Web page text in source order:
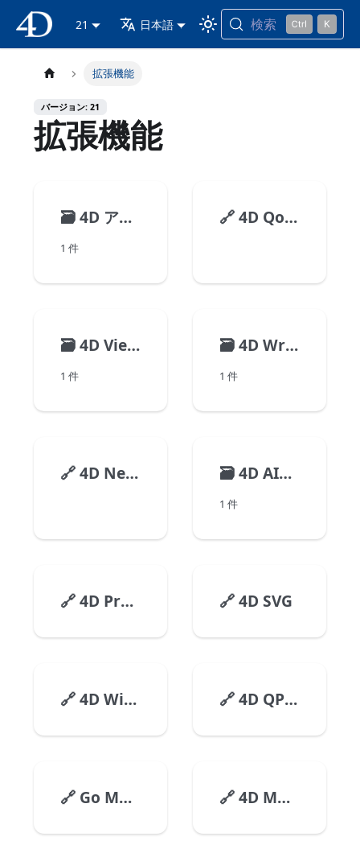
4D ドキュメンテーション
21 日本語 検索
拡張機能
バージョン: 21
拡張機能
🗃️ 4D アプリケーションの拡張
1 件
🔗4D Qodly Pro
🗃️ 4D View Pro
1 件
🗃️4D Write Pro
1 件
🔗 4D NetKit 🗃️4D AIKit
1 件
🔗 4D Progress 🔗4D SVG
🔗 4D Widgets 🔗4D QPDF
🔗 Go Mobile with 4D 🔗4D Mobile App Server